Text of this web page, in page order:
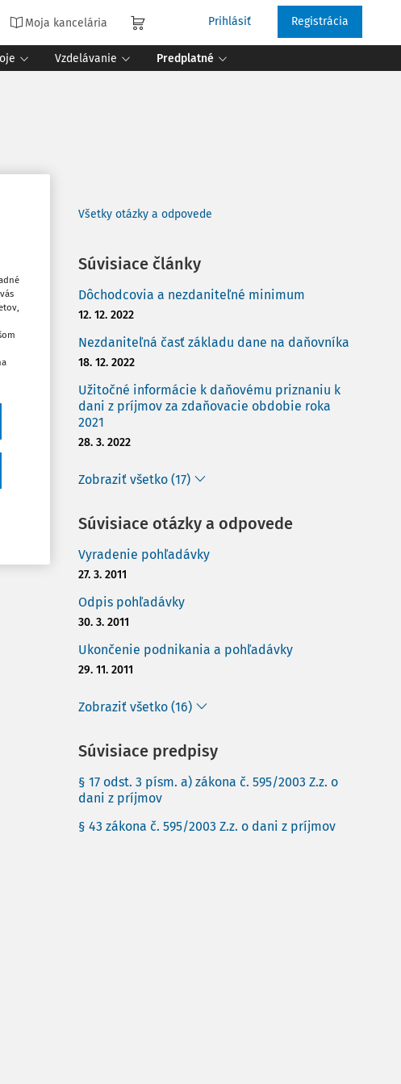
Moja kancelária Prihlásiť Registrácia
Vzdelávanie Predplatné
Všetky otázky a odpovede
Súvisiace články
Dôchodcovia a nezdaniteľné minimum
12. 12. 2022
Nezdaniteľná časť základu dane na daňovníka
18. 12. 2022
Užitočné informácie k daňovému priznaniu k
dani z príjmov za zdaňovacie obdobie roka
2021
28. 3. 2022
Zobraziť všetko (17)
Súvisiace otázky a odpovede
Vyradenie pohľadávky
27. 3. 2011
Odpis pohľadávky
30. 3. 2011
Ukončenie podnikania a pohľadávky
29. 11. 2011
Zobraziť všetko (16)
Súvisiace predpisy
§ 17 odst. 3 písm. a) zákona č. 595/2003 Z.z. o
dani z príjmov
§ 43 zákona č. 595/2003 Z.z. o dani z príjmov